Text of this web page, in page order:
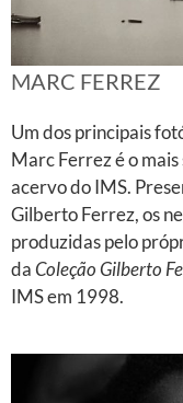
MARC FERREZ
Um dos principais
Marc Ferrez é o
acervo do IMS.
Gilberto Ferrez, os
produzidas pelo
daColeção Gilberto
IMS em 1998.